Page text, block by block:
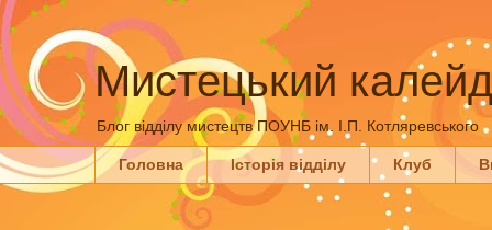
Мистецький
Блог відділу мистецтв ПОУНБ ім. І.П. Котляревського
Головна Історія відділу Клуб